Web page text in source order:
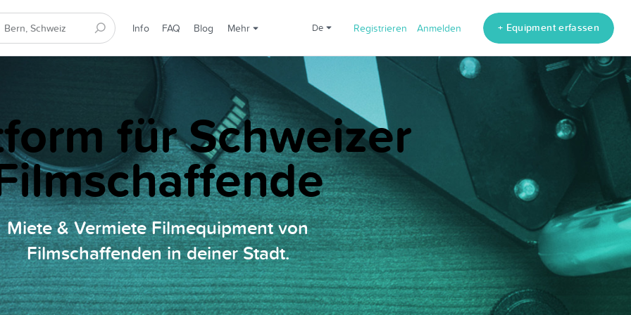
Info FAQ Blog Mehr de Registrieren Anmelden + Equipment erfassen
für Schweizer
Miete & Vermiete Filmequipment von
Filmschaffenden in deiner Stadt.